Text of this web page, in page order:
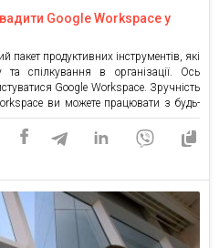
Google Workspace у
пакет продуктивних інструментів, які
та спілкування в організації. Ось
Google Workspace. Зручність
ви можете працювати з будь-
підключення до Інтернету. Вам не
комп’ютері або флешці, оскільки всі